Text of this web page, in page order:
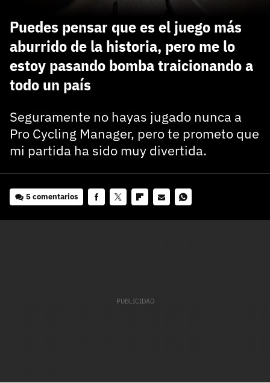
Puedes pensar que es el juego más
aburrido de la historia, pero me lo
estoy pasando bomba traicionando a
todo un país
Seguramente no hayas jugado nunca a
Pro Cycling Manager, pero te prometo que
mi partida ha sido muy divertida.
5 comentarios
Regístrate gratis
El inicio de sesión con Facebook ya no está
disponible, pero puedes seguir usando tu cuenta
de 3DJuegos:
Recupera tu acceso con Facebook
carácter inicial), pero no mayúsculas, espacios, tildes
He leído y acepto la
politica de privacidad y
de participación
Registrarse en 3DJuegos
Entra con Google
¿Ya tienes cuenta?